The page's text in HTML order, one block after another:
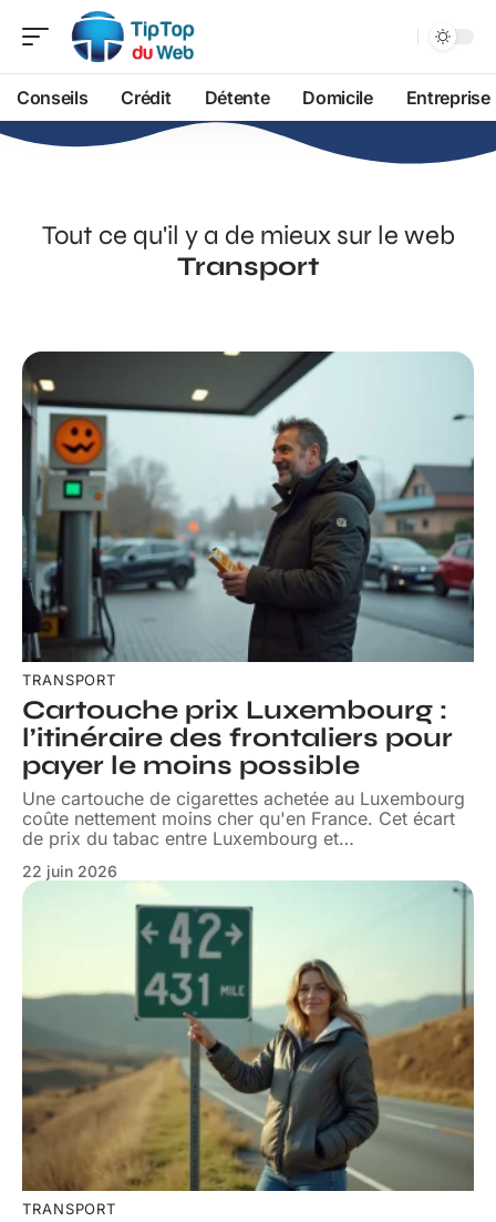
Conseils Crédit Détente Domicile Entreprise
Tout ce qu'il y a de mieux sur le web
Transport
TRANSPORT
Cartouche prix Luxembourg :
l’itinéraire des frontaliers pour
payer le moins possible
Une cartouche de cigarettes achetée au Luxembourg
coûte nettement moins cher qu'en France. Cet écart
de prix du tabac entre Luxembourg et…
22 juin 2026
TRANSPORT